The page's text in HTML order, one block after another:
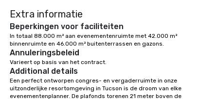
Extra informatie
Beperkingen voor faciliteiten
In totaal 88.000 m² aan evenementenruimte met 42.000 m²
binnenruimte en 46.000 m² buitenterrassen en gazons.
Annuleringsbeleid
Varieert op basis van het contract.
Additional details
Een perfect ontworpen congres- en vergaderruimte in onze
uitzonderlijke resortomgeving in Tucson is de droom van elke
evenementenplanner. De plafonds torenen 21 meter boven de